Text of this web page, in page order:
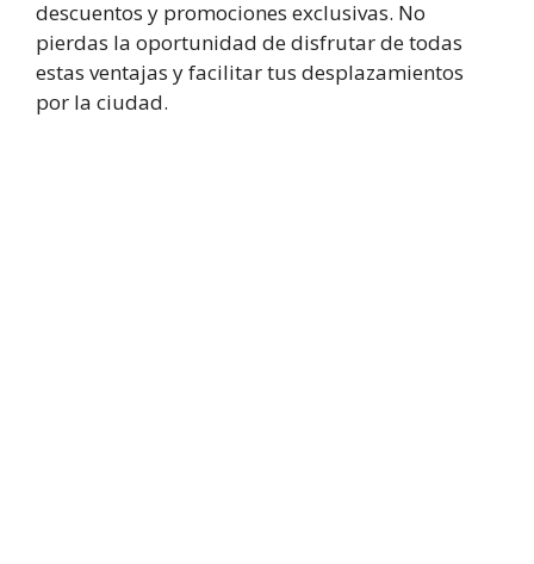
descuentos y promociones exclusivas. No
pierdas la oportunidad de disfrutar de todas
estas ventajas y facilitar tus desplazamientos
por la ciudad.